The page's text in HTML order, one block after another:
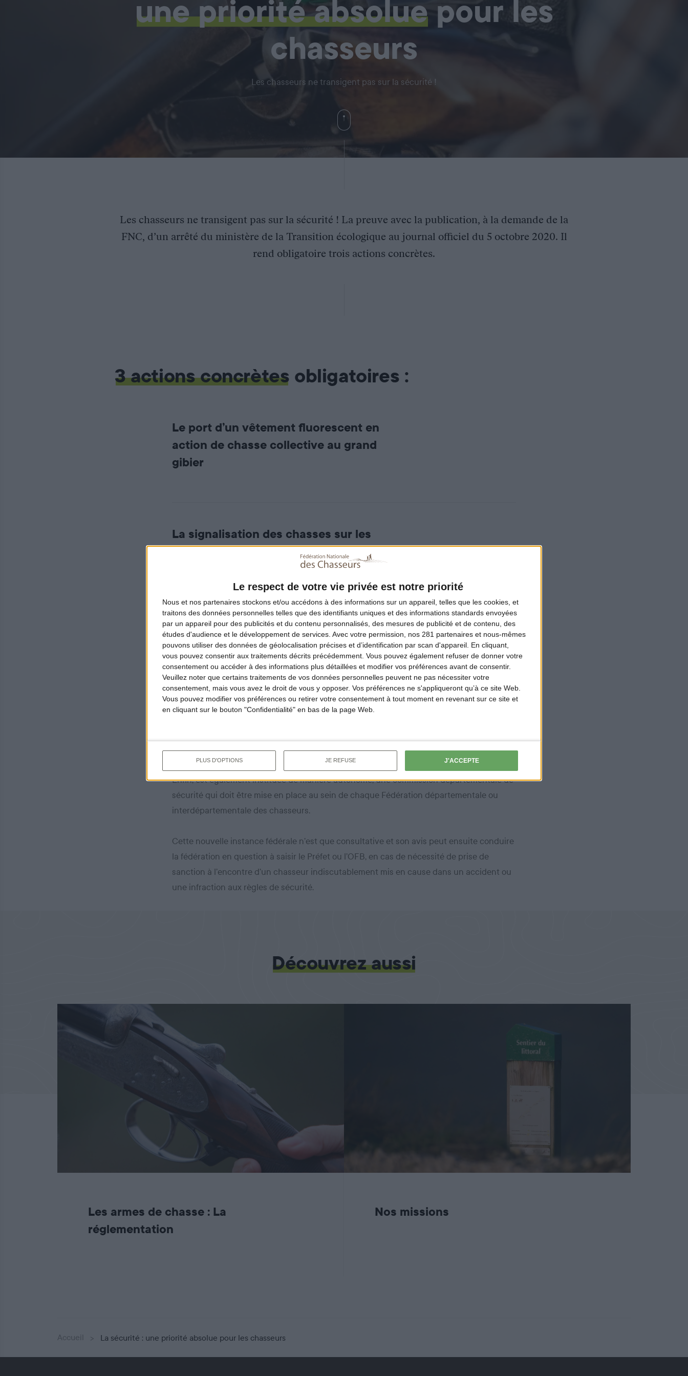
Le respect de votre vie privée est notre priorité
Nous et nos partenaires stockons et/ou accédons à des informations sur un appareil, telles que les cookies, et
traitons des données personnelles telles que des identifiants uniques et des informations standards envoyées
par un appareil pour des publicités et du contenu personnalisés, des mesures de publicité et de contenu, des
études d'audience et le développement de services. Avec votre permission, nos 281 partenaires et nous-mêmes
pouvons utiliser des données de géolocalisation précises et d’identification par scan d'appareil. En cliquant,
vous pouvez consentir aux traitements décrits précédemment. Vous pouvez également refuser de donner votre
consentement ou accéder à des informations plus détaillées et modifier vos préférences avant de consentir.
Veuillez noter que certains traitements de vos données personnelles peuvent ne pas nécessiter votre
consentement, mais vous avez le droit de vous y opposer. Vos préférences ne s'appliqueront qu’à ce site Web.
Vous pouvez modifier vos préférences ou retirer votre consentement à tout moment en revenant sur ce site et
en cliquant sur le bouton "Confidentialité" en bas de la page Web.
PLUS D'OPTIONS JE REFUSE J'ACCEPTE
une priorité absoluepour les
chasseurs
Les chasseurs ne transigent pas sur la sécurité !
Les chasseurs ne transigent pas sur la sécurité ! La preuve avec la publication, à la demande de la
FNC, d’un arrêté du ministère de la Transition écologique au journal officiel du 5 octobre 2020. Il
rend obligatoire trois actions concrètes.
3 actions concrètes obligatoires :
Le port d’un vêtement fluorescent en
action de chasse collective au grand
gibier
La signalisation des chasses sur les
voies publiques
Une formation à la sécurité tous les 10
ans pour tous les chasseurs.
Peu d’activités peuvent se prévaloir d’un tel dispositif de remise à niveau des
connaissances de ses pratiquants tous les dix ans. Les modalités d’information et de
avis de l’OFB.
Enfin, est également instituée de manière autonome, une commission départementale de
sécurité qui doit être mise en place au sein de chaque Fédération départementale ou
interdépartementale des chasseurs.
Cette nouvelle instance fédérale n’est que consultative et son avis peut ensuite conduire
la fédération en question à saisir le Préfet ou l’OFB, en cas de nécessité de prise de
sanction à l’encontre d’un chasseur indiscutablement mis en cause dans un accident ou
une infraction aux règles de sécurité.
Découvrez aussi
Les armes de chasse : La
réglementation
Nos missions
Accueil La sécurité : une priorité absolue pour les chasseurs